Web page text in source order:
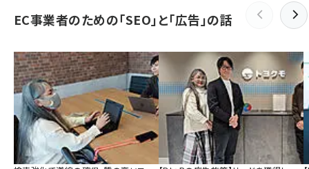
EC事業者のための「SEO」と「広告」の話